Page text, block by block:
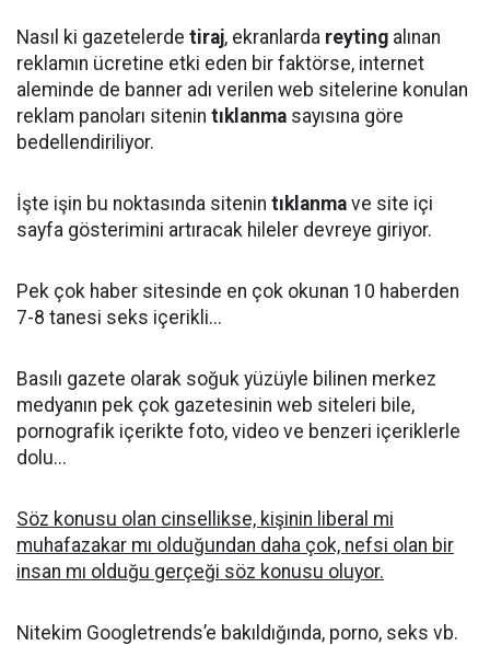
Nasıl ki gazetelerde tiraj, ekranlarda reyting alınan
reklamın ücretine etki eden bir faktörse, internet
aleminde de banner adı verilen web sitelerine konulan
reklam panoları sitenin tıklanma sayısına göre
bedellendiriliyor.
İşte işin bu noktasında sitenin tıklanma ve site içi
sayfa gösterimini artıracak hileler devreye giriyor.
Pek çok haber sitesinde en çok okunan 10 haberden
7-8 tanesi seks içerikli...
Basılı gazete olarak soğuk yüzüyle bilinen merkez
medyanın pek çok gazetesinin web siteleri bile,
pornografik içerikte foto, video ve benzeri içeriklerle
dolu...
Söz konusu olan cinsellikse, kişinin liberal mi
muhafazakar mı olduğundan daha çok, nefsi olan bir
insan mı olduğu gerçeği söz konusu oluyor.
Nitekim Googletrends’e bakıldığında, porno, seks vb.